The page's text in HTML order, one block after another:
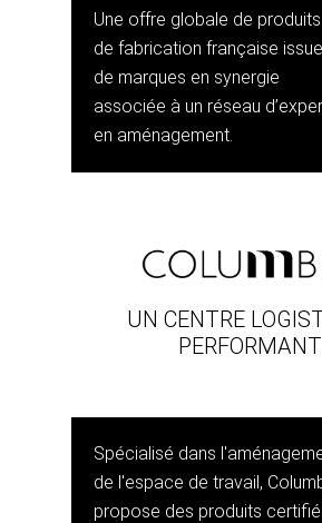
Une offre globale de produits
de fabrication française issue
de marques en synergie
associée à un réseau
en aménagement.
UN CENTRE
PERFORMANT
Spécialisé dans
de l'espace de travail,
propose des produits